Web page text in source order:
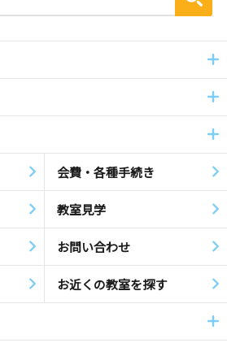
会費・各種手続き
教室見学
お問い合わせ
お近くの教室を探す